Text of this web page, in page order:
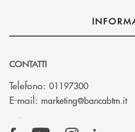
CONTATTI
Telefono: 01197300
E-mail: marketing@bancabtm.it